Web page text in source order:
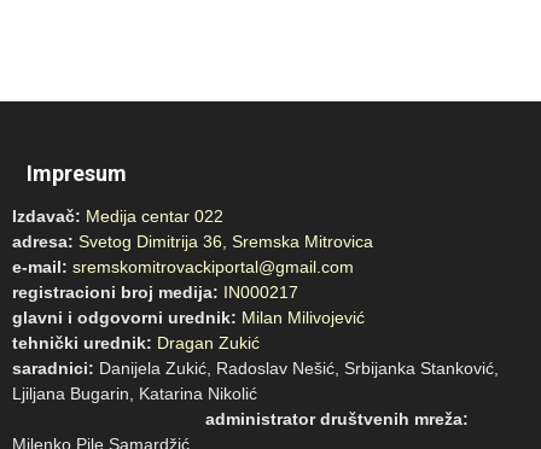
Impresum
Izdavač: Medija centar 022
adresa: Svetog Dimitrija 36, Sremska Mitrovica
e-mail: sremskomitrovackiportal@gmail.com
registracioni broj medija: IN000217
glavni i odgovorni urednik: Milan Milivojević
tehnički urednik: Dragan Zukić
saradnici: Danijela Zukić, Radoslav Nešić, Srbijanka Stanković,
Ljiljana Bugarin, Katarina Nikolić
administrator društvenih mreža:
Milenko Pile Samardžić